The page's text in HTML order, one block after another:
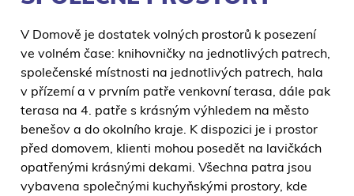
V Domově je dostatek volných prostorů k posezení
ve volném čase: knihovničky na jednotlivých patrech,
společenské místnosti na jednotlivých patrech, hala
v přízemí a v prvním patře venkovní terasa, dále pak
terasa na 4. patře s krásným výhledem na město
benešov a do okolního kraje. K dispozici je i prostor
před domovem, klienti mohou posedět na lavičkách
opatřenými krásnými dekami. Všechna patra jsou
vybavena společnými kuchyňskými prostory, kde